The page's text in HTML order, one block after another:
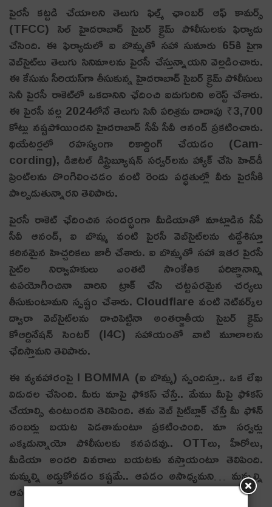
పైర‌సీ క‌ట్టడి చేయాల‌ని తెలుగు ఫిల్మ్‌ ఛాంబర్ ఆఫ్ కామర్స్
(TFCC) సెల్ హైదరాబాద్ సైబర్ క్రైమ్ పోలీసులకు ఫిర్యాదు
చేసింది. ఈ ఫిర్యాదులో ఐ బొమ్మతో సహా సుమారు 65కి పైగా
వెబ్‌సైట్‌లు తెలుగు సినిమాలను పైరసీ చేస్తున్నాయని వెల్ల‌డించారు.
ఈ కేసును సీరియ‌స్‌గా తీసుకున్న హైదరాబాద్ సైబర్ క్రైమ్ పోలీసులు
సినీ పైరసీ రాకెట్‌లో ఒకదానిని ఛేదించి ఐదుగురిని అరెస్ట్ చేశారు.
ఈ పైరసీ వల్ల 2024లోనే తెలుగు సినీ పరిశ్రమ దాదాపు ₹3,700
కోట్లు నష్టపోయిందని హైదరాబాద్ సీపీ సీవీ ఆనంద్ ప్రకటించారు.
థియేటర్లలో రహస్యంగా రికార్డింగ్ చేయడం (Cam-
cording), డిజిటల్ డిస్ట్రిబ్యూషన్ సర్వర్‌లను హ్యాక్ చేసి హెచ్‌డీ
ప్రింట్‌లను దొంగిలించడం వంటి రెండు పద్ధతుల్లో వీరు పైరసీకి
పాల్పడుతున్నారని తెలిపారు.
పైరసీ రాకెట్‌ ఛేదించిన సందర్భంగా మీడియాతో మాట్లాడిన సీపీ
సీవీ ఆనంద్, ఐ బొమ్మ వంటి పైర‌సీ వెబ్‌సైట్‌లను ఉద్దేశిస్తూ
కఠినమైన హెచ్చరికలు జారీ చేశారు. ఐ బొమ్మతో సహా ఇతర పైరసీ
సైట్‌ల నిర్వాహకులు ఎంతటి సాంకేతిక పరిజ్ఞానాన్ని
ఉపయోగించినా వారిని ట్రాక్ చేసి చట్టపరమైన చర్యలు
తీసుకుంటామని స్పష్టం చేశారు. Cloudflare వంటి నెట్‌వర్క్‌ల
ద్వారా వెబ్‌సైట్‌లను దాచిపెట్టినా అంతర్జాతీయ సైబర్ క్రైమ్
కోఆర్డినేషన్ సెంటర్ (I4C) సహాయంతో వాటి మూలాలను
ఛేదిస్తామని తెలిపారు.
ఈ వ్య‌వ‌హారంపై I BOMMA (ఐ బొమ్మ) స్పందిస్తూ.. ఒక లేఖ
విడుద‌ల చేసింది. మీరు మాపై ఫోక‌స్ చేస్తే.. మేము మీపై ఫోక‌స్
చేయాల్సి ఉంటుంద‌ని తెలిపింది. తమ వెబ్‌ సైట్‌బ్లాక్‌ చేస్తే మీ ఫోన్‌
నంబర్లు బయట పెడతామంటూ ప్రకటించింది. మా సర్వర్లు
ఎక్కడున్నాయో పోలీసులకు కనపడవు.. OTTలు, హీరోలు,
మీడియా అందరి వివరాలు బయటకు వస్తాయంటూ తెలిపింది.
మమ్మల్ని అడ్డుకోవడం కష్టమే.. ఆపడం అసాధ్యమ‌ని… మమ్మల్ని
ఆపలేరు.. వెతకలేరంటూ ప్ర‌క‌టించింది.